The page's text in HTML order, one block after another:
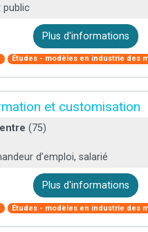
public
Plus d'informations
Études - modèles en industrie des
et customisation
(75)
d’emploi, salarié
Plus d'informations
Études - modèles en industrie des